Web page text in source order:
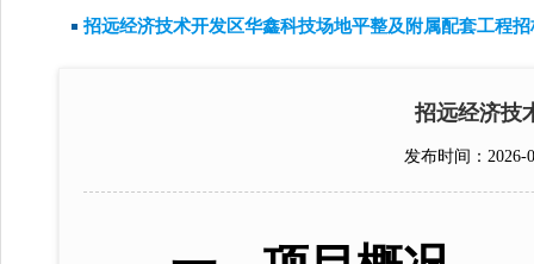
招远经济技术开发区华鑫科技场地平整及附属配套工程